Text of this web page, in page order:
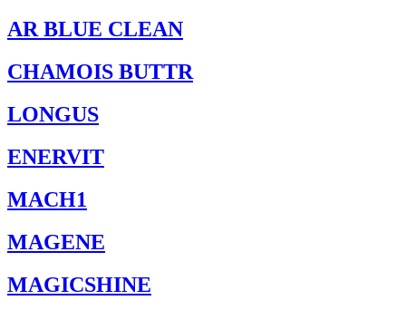
AR BLUE CLEAN
CHAMOIS BUTTR
LONGUS
ENERVIT
MACH1
MAGENE
MAGICSHINE